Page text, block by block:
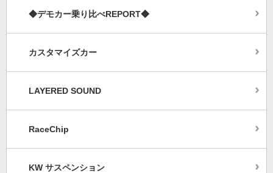
◆デモカー乗り比べREPORT◆
カスタマイズカー
LAYERED SOUND
RaceChip
KW サスペンション